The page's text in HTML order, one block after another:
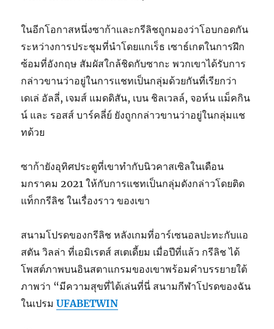
ในอีกโอกาสหนึ่งซาก้าและกรีลิชถูกมองว่าโอบกอดกัน
ระหว่างการประชุมที่นําโดยแกเร็ธ เซาธ์เกตในการฝึก
ซ้อมที่อังกฤษ สัมผัสใกล้ชิดกับซากะ พวกเขาได้รับการ
กล่าวขานว่าอยู่ในการแชทเป็นกลุ่มด้วยกันที่เรียกว่า
เดเล่ อัลลี่, เจมส์ แมดดิสัน, เบน ชิลเวลล์, จอห์น แม็คกิน
น์ และ รอสส์ บาร์คลี่ย์ ยังถูกกล่าวขานว่าอยู่ในกลุ่มแช
ทด้วย
ซาก้ายังอุทิศประตูที่เขาทํากับนิวคาสเซิลในเดือน
มกราคม 2021 ให้กับการแชทเป็นกลุ่มดังกล่าวโดยติด
แท็กกรีลิช ในเรื่องราว ของเขา
สนามโปรดของกรีลิช หลังเกมที่อาร์เซนอลปะทะกับแอ
สตัน วิลล่า ที่เอมิเรตส์ สเตเดี้ยม เมื่อปีที่แล้ว กรีลิช ได้
โพสต์ภาพบนอินสตาแกรมของเขาพร้อมคําบรรยายใต้
ภาพว่า “มีความสุขที่ได้เล่นที่นี่ สนามกีฬาโปรดของฉัน
ในเปรมUFABETWIN